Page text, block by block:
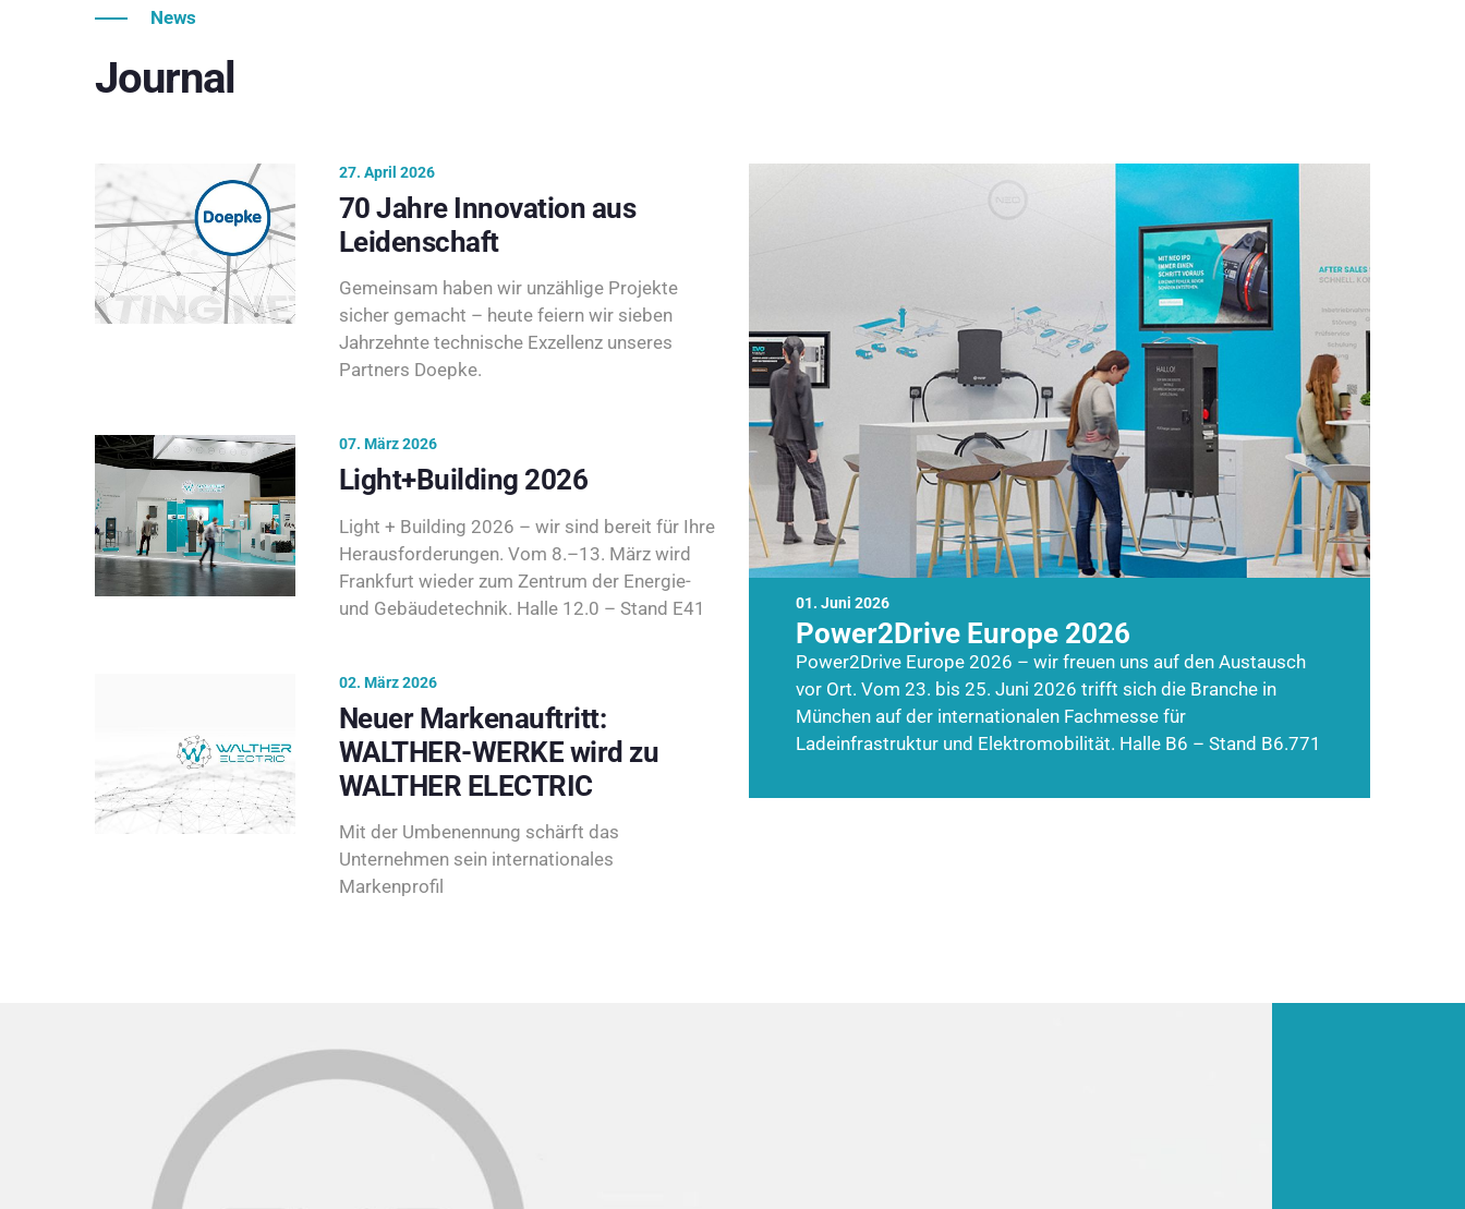
News
Journal
01. Juni 2026
Power2Drive Europe 2026
Power2Drive Europe 2026 – wir freuen uns auf den Austausch
vor Ort. Vom 23. bis 25. Juni 2026 trifft sich die Branche in
München auf der internationalen Fachmesse für
Ladeinfrastruktur und Elektromobilität. Halle B6 – Stand B6.771
27. April 2026
70 Jahre Innovation aus
Leidenschaft
Gemeinsam haben wir unzählige Projekte
sicher gemacht – heute feiern wir sieben
Jahrzehnte technische Exzellenz unseres
Partners Doepke.
07. März 2026
Light+Building 2026
Light + Building 2026 – wir sind bereit für Ihre
Herausforderungen. Vom 8.–13. März wird
Frankfurt wieder zum Zentrum der Energie-
und Gebäudetechnik. Halle 12.0 – Stand E41
02. März 2026
Neuer Markenauftritt:
WALTHER-WERKE wird zu
WALTHER ELECTRIC
Mit der Umbenennung schärft das
Unternehmen sein internationales
Markenprofil